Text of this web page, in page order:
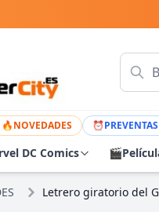
🔥NOVEDADES ⏰PREVENTAS
DC Comics 🎬
Letrero giratorio del